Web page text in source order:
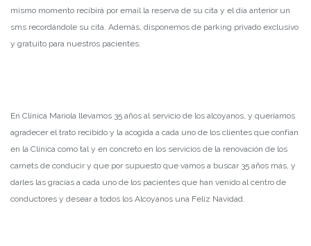
mismo momento recibirá por email la reserva de su cita y el día anterior un
sms recordándole su cita. Además, disponemos de parking privado exclusivo
y gratuito para nuestros pacientes.
En Clínica Mariola llevamos 35 años al servicio de los alcoyanos, y queríamos
agradecer el trato recibido y la acogida a cada uno de los clientes que confían
en la Clínica como tal y en concreto en los servicios de la renovación de los
carnets de conducir y que por supuesto que vamos a buscar 35 años más, y
darles las gracias a cada uno de los pacientes que han venido al centro de
conductores y desear a todos los Alcoyanos una Feliz Navidad.